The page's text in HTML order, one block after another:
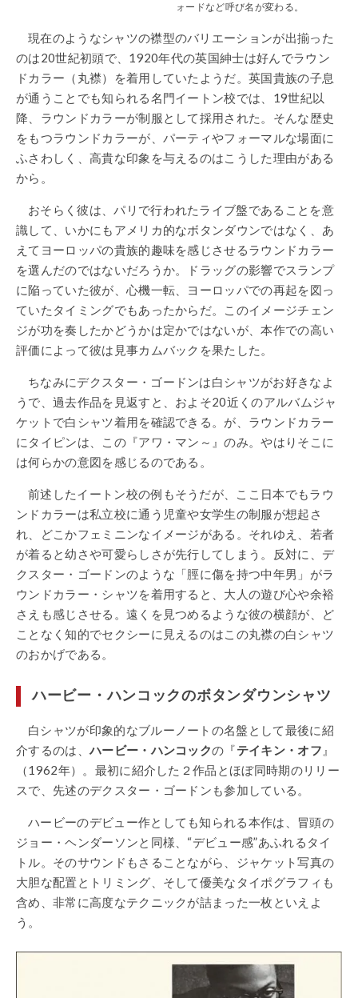
ォードなど呼び名が変わる。
現在のようなシャツの襟型のバリエーションが出揃った
のは20世紀初頭で、1920年代の英国紳士は好んでラウン
ドカラー（丸襟）を着用していたようだ。英国貴族の子息
が通うことでも知られる名門イートン校では、19世紀以
降、ラウンドカラーが制服として採用された。そんな歴史
をもつラウンドカラーが、パーティやフォーマルな場面に
ふさわしく、高貴な印象を与えるのはこうした理由がある
から。
おそらく彼は、パリで行われたライブ盤であることを意
識して、いかにもアメリカ的なボタンダウンではなく、あ
えてヨーロッパの貴族的趣味を感じさせるラウンドカラー
を選んだのではないだろうか。ドラッグの影響でスランプ
に陥っていた彼が、心機一転、ヨーロッパでの再起を図っ
ていたタイミングでもあったからだ。このイメージチェン
ジが功を奏したかどうかは定かではないが、本作での高い
評価によって彼は見事カムバックを果たした。
ちなみにデクスター・ゴードンは白シャツがお好きなよ
うで、過去作品を見返すと、およそ20近くのアルバムジャ
ケットで白シャツ着用を確認できる。が、ラウンドカラー
にタイピンは、この『アワ・マン～』のみ。やはりそこに
は何らかの意図を感じるのである。
前述したイートン校の例もそうだが、ここ日本でもラウ
ンドカラーは私立校に通う児童や女学生の制服が想起さ
れ、どこかフェミニンなイメージがある。それゆえ、若者
が着ると幼さや可愛らしさが先行してしまう。反対に、デ
クスター・ゴードンのような「脛に傷を持つ中年男」がラ
ウンドカラー・シャツを着用すると、大人の遊び心や余裕
さえも感じさせる。遠くを見つめるような彼の横顔が、ど
ことなく知的でセクシーに見えるのはこの丸襟の白シャツ
のおかげである。
ハービー・ハンコックのボタンダウンシャツ
白シャツが印象的なブルーノートの名盤として最後に紹
介するのは、ハービー・ハンコックの『テイキン・オフ 』
（1962年）。最初に紹介した２作品とほぼ同時期のリリー
スで、先述のデクスター・ゴードンも参加している。
ハービーのデビュー作としても知られる本作は、冒頭の
ジョー・ヘンダーソンと同様、“デビュー感”あふれるタイ
トル。そのサウンドもさることながら、ジャケット写真の
大胆な配置とトリミング、そして優美なタイポグラフィも
含め、非常に高度なテクニックが詰まった一枚といえよ
う。